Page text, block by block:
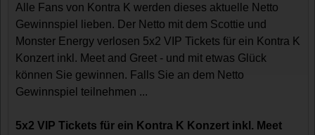
Alle Fans von Kontra K werden dieses aktuelle Netto
Gewinnspiel lieben. Der Netto mit dem Scottie und
Monster Energy verlosen 5x2 VIP Tickets für ein Kontra K
Konzert inkl. Meet and Greet - und mit etwas Glück
können Sie gewinnen. Falls Sie an dem Netto
Gewinnspiel teilnehmen ...
5x2 VIP Tickets für ein Kontra K Konzert inkl. Meet